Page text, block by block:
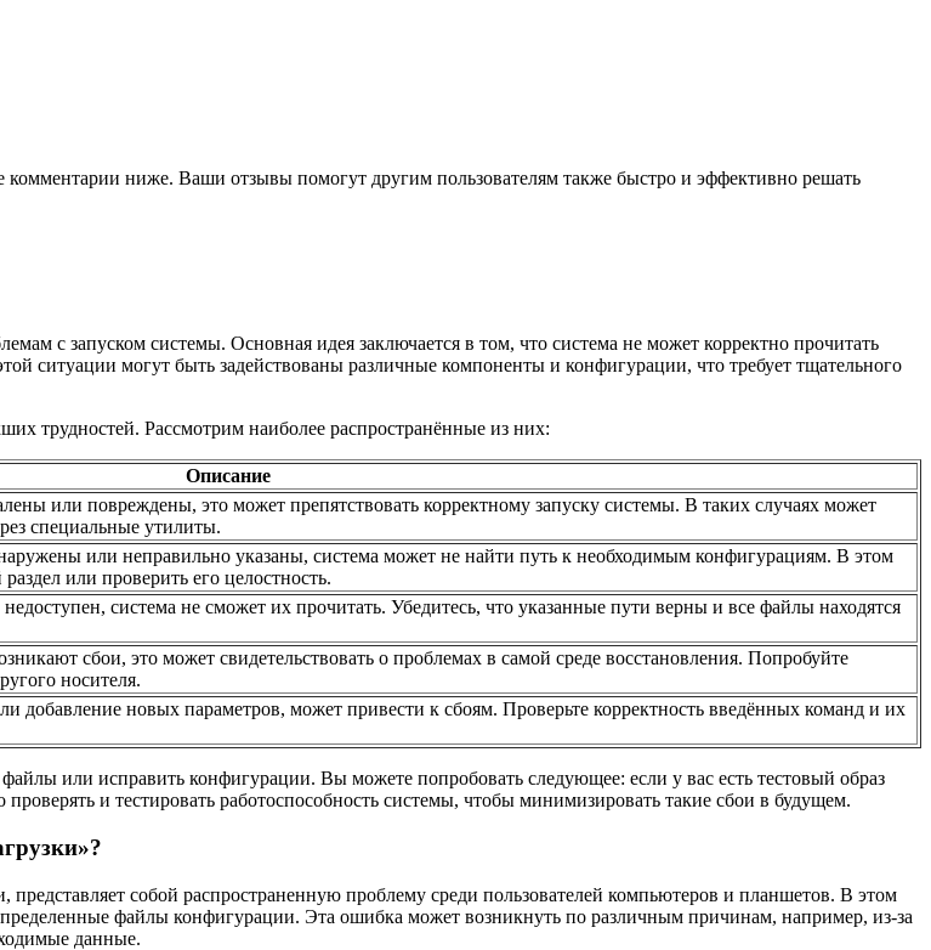
ниже. Ваши отзывы помогут другим пользователям также быстро и эффективно решать
с запуском системы. Основная идея заключается в том, что система не может корректно прочитать
ситуации могут быть задействованы различные компоненты и конфигурации, что требует тщательного
трудностей. Рассмотрим наиболее распространённые из них:
Описание
или повреждены, это может препятствовать корректному запуску системы. В таких случаях может
специальные утилиты.
или неправильно указаны, система может не найти путь к необходимым конфигурациям. В этом
или проверить его целостность.
система не сможет их прочитать. Убедитесь, что указанные пути верны и все файлы находятся
сбои, это может свидетельствовать о проблемах в самой среде восстановления. Попробуйте
носителя.
добавление новых параметров, может привести к сбоям. Проверьте корректность введённых команд и их
или исправить конфигурации. Вы можете попробовать следующее: если у вас есть тестовый образ
и тестировать работоспособность системы, чтобы минимизировать такие сбои в будущем.
собой распространенную проблему среди пользователей компьютеров и планшетов. В этом
файлы конфигурации. Эта ошибка может возникнуть по различным причинам, например, из-за
данные.